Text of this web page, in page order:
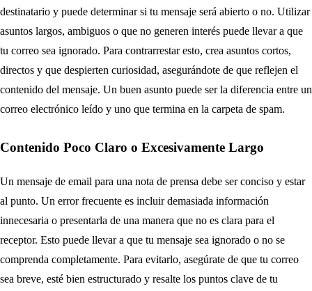
destinatario y puede determinar si tu mensaje será abierto o no. Utilizar
asuntos largos, ambiguos o que no generen interés puede llevar a que
tu correo sea ignorado. Para contrarrestar esto, crea asuntos cortos,
directos y que despierten curiosidad, asegurándote de que reflejen el
contenido del mensaje. Un buen asunto puede ser la diferencia entre un
correo electrónico leído y uno que termina en la carpeta de spam.
Contenido Poco Claro o Excesivamente Largo
Un mensaje de email para una nota de prensa debe ser conciso y estar
al punto. Un error frecuente es incluir demasiada información
innecesaria o presentarla de una manera que no es clara para el
receptor. Esto puede llevar a que tu mensaje sea ignorado o no se
comprenda completamente. Para evitarlo, asegúrate de que tu correo
sea breve, esté bien estructurado y resalte los puntos clave de tu